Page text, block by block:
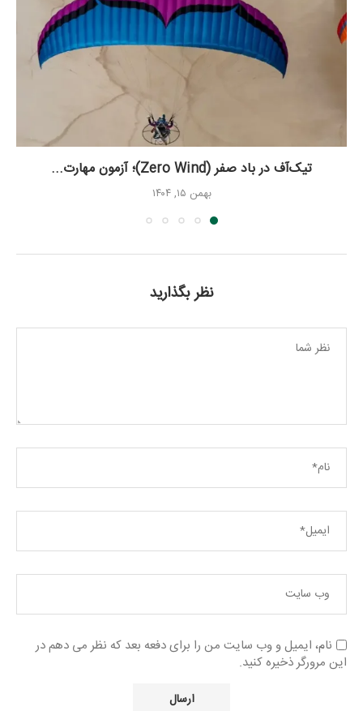
تیک‌آف در باد صفر (Zero Wind)؛ آزمون مهارت...
بهمن ۱۵, ۱۴۰۴
نظر بگذارید
نام، ایمیل و وب سایت من را برای دفعه بعد که نظر می دهم در
این مرورگر ذخیره کنید.